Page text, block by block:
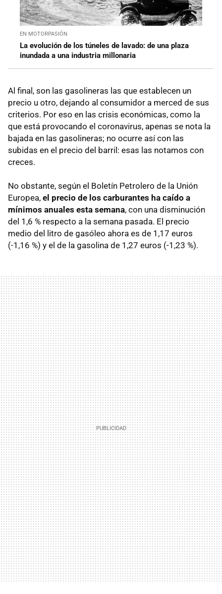
EN MOTORPASIÓN
La evolución de los túneles de lavado: de una plaza
inundada a una industria millonaria
Al final, son las gasolineras las que establecen un
precio u otro, dejando al consumidor a merced de sus
criterios. Por eso en las crisis económicas, como la
que está provocando el coronavirus, apenas se nota la
bajada en las gasolineras; no ocurre así con las
subidas en el precio del barril: esas las notamos con
creces.
No obstante, según el Boletín Petrolero de la Unión
Europea, el precio de los carburantes ha caído a
mínimos anuales esta semana, con una disminución
del 1,6 % respecto a la semana pasada. El precio
medio del litro de gasóleo ahora es de 1,17 euros
(-1,16 %) y el de la gasolina de 1,27 euros (-1,23 %).